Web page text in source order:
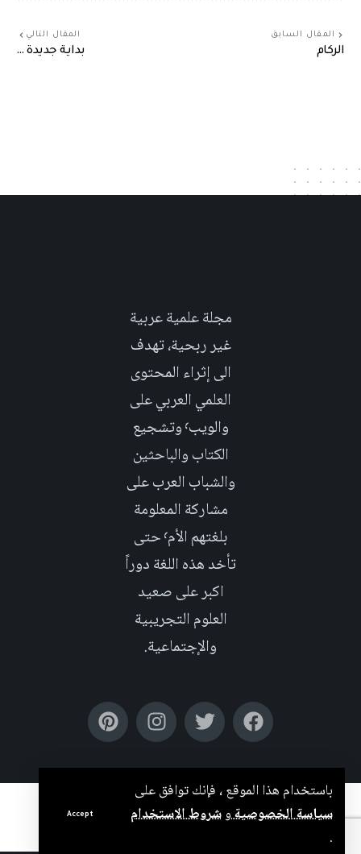
باستخدام هذا الموقع ، فإنك توافق على
سياسة الخصوصيةوشروط الاستخدام
.
Accept
المقال السابق
الركام
المقال التالي
بداية جديدة …
مجلة علمية عربية
غير ربحية، تهدف
الى إثراء المحتوى
العلمي العربي على
والويب٬ وتشجيع
الكتاب والباحثين
والشباب العرب على
مشاركة المعلومة
بلغتهم الأم٬ حتى
تأخد هذه اللغة دوراً
اكبر على صعيد
العلوم التجريبية
والإجتماعية.
بدعم من